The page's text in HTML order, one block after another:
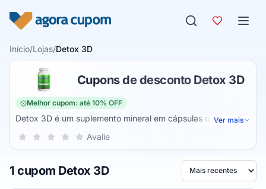
Início/Lojas/Detox 3D
Cupons de desconto Detox 3D
Melhor cupom: até 10% OFF
Detox 3D é um suplemento mineral em cápsulas que auxilia
na redução do apetite e, consequentemente, na perda de
é composto por ingredientes de origem natural como
extrato de berinjela, de guaraná, de linhaça dourada e
Ver mais
Sua nota para Detox 3D, de 1 a 5 estrelas
5 estrelas
4 estrelas
3 estrelas
2 estrelas
1 estrela Avalie
1 cupom Detox 3D Ordenar por